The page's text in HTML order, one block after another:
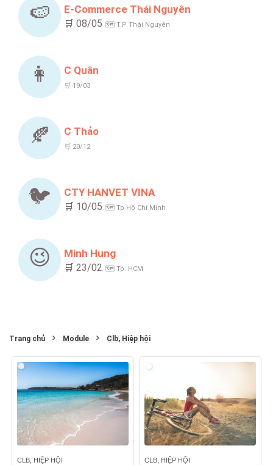
🍉 E-Commerce Thái Nguyên
🛒 08/05 🗺️ T.P Thái Nguyên
👩 C Quân
🛒 19/03
🍂 C Thảo
🛒 20/12
🐦 CTY HANVET VINA
🛒 10/05 🗺️ Tp Hồ Chí Minh
😉 Minh Hung
🛒 23/02 🗺️ Tp. HCM
Trang chủ Module Clb, Hiệp hội
CLB, HIỆP HỘI CLB, HIỆP HỘI